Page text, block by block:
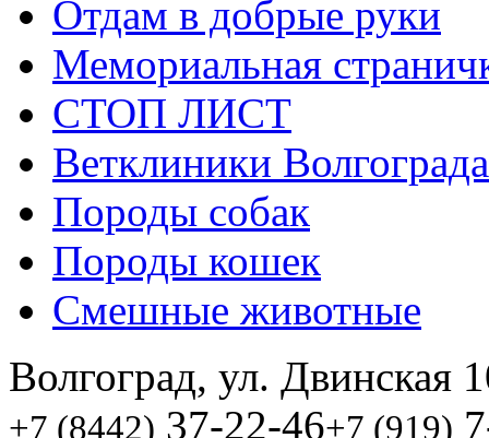
Отдам в добрые руки
Мемориальная
СТОП ЛИСТ
Ветклиники Волгограда
Породы собак
Породы кошек
Смешные животные
Волгоград, ул. Двинская
+7 (8442) 37-22-46+7 (919)